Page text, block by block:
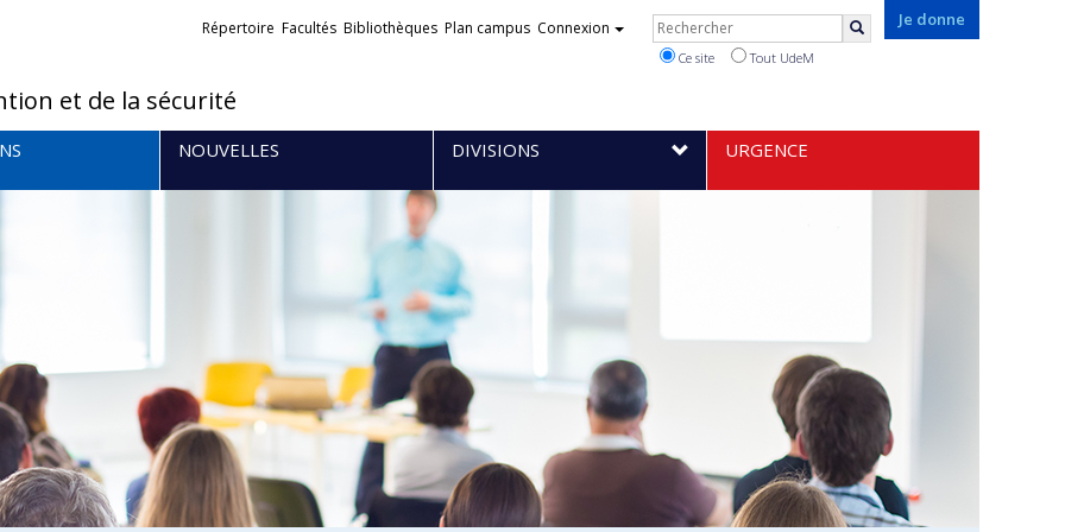
et de la sécurité
Je donne
Liens
Répertoire Facultés Bibliothèques Plan campus Connexion Rechercher
Ce site Tout UdeM
NOUVELLES DIVISIONS URGENCE